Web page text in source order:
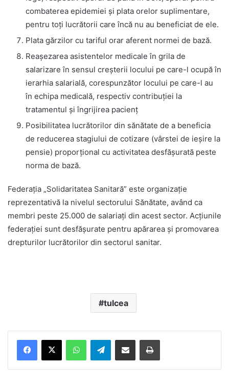
combaterea epidemiei și plata orelor suplimentare,
pentru toți lucrătorii care încă nu au beneficiat de ele.
Plata gărzilor cu tariful orar aferent normei de bază.
Reașezarea asistentelor medicale în grila de
salarizare în sensul creșterii locului pe care-l ocupă în
ierarhia salarială, corespunzător locului pe care-l au
în echipa medicală, respectiv contribuției la
tratamentul și îngrijirea pacienț
Posibilitatea lucrătorilor din sănătate de a beneficia
de reducerea stagiului de cotizare (vârstei de ieșire la
pensie) proporțional cu activitatea desfășurată peste
norma de bază.
Federația „Solidaritatea Sanitară” este organizație
reprezentativă la nivelul sectorului Sănătate, având ca
membri peste 25.000 de salariați din acest sector. Acțiunile
federației sunt desfășurate pentru apărarea și promovarea
drepturilor lucrătorilor din sectorul sanitar.
tulcea
Telegram